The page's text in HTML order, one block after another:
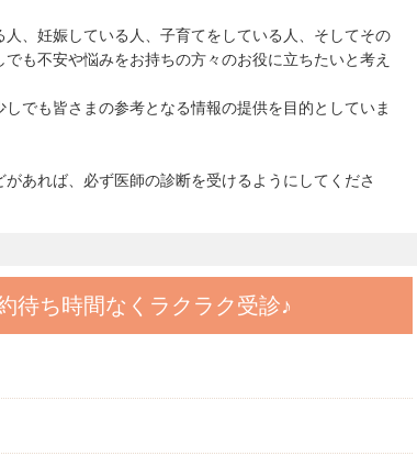
、妊娠している人、子育てをしている人、そしてその
も不安や悩みをお持ちの方々のお役に立ちたいと考え
でも皆さまの参考となる情報の提供を目的としていま
あれば、必ず医師の診断を受けるようにしてくださ
待ち時間なくラクラク受診♪